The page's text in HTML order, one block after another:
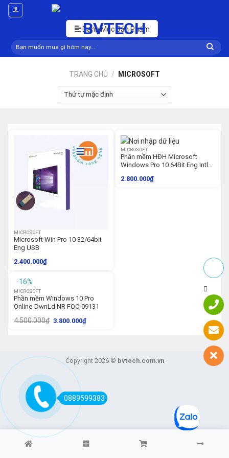
Skip
Danh Mục Sản Phẩm
Tìm
kiếm:
TRANG CHỦ / MICROSOFT
MICROSOFT
Microsoft Win Pro 10 32/64bit
Eng USB
2.400.000₫
MICROSOFT
Phần mềm HĐH Microsoft
Windows Pro 10 64Bit Eng Intl
2.800.000₫
MICROSOFT
Phần mềm Windows 10 Pro
Online DwnLd NR FQC-09131
4.500.000₫ 3.800.000₫
-16%
Copyright 2026 © bvtech.com.vn
0889599383